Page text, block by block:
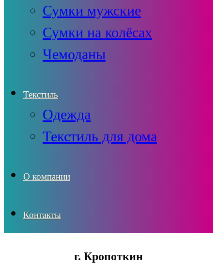
Сумки мужские
Сумки на колёсах
Чемоданы
Текстиль
Одежда
Текстиль для дома
О компании
Контакты
г. Кропоткин